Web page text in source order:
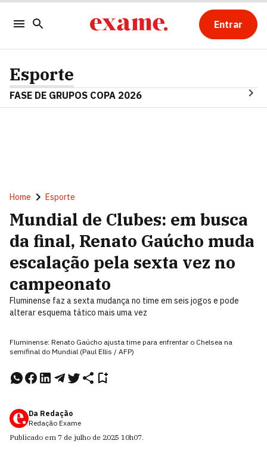
Entrar
Esporte
FASE DE GRUPOS COPA 2026
Home Esporte
Mundial de Clubes: em busca
da final, Renato Gaúcho muda
escalação pela sexta vez no
campeonato
Fluminense faz a sexta mudança no time em seis jogos e pode
alterar esquema tático mais uma vez
Fluminense: Renato Gaúcho ajusta time para enfrentar o Chelsea na
semifinal do Mundial (Paul Ellis / AFP)
Da Redação
Redação Exame
Publicado em 7 de julho de 2025 10h07.